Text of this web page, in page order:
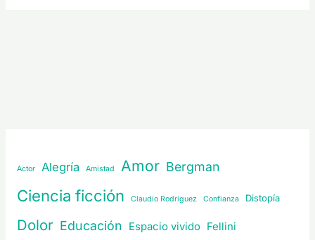
Actor Alegría Amistad Amor Bergman
Ciencia ficción Claudio Rodríguez Confianza Distopía
Dolor Educación Espacio vivido Fellini